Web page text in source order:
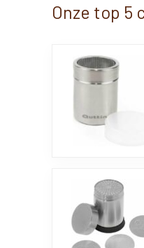
Onze top 5